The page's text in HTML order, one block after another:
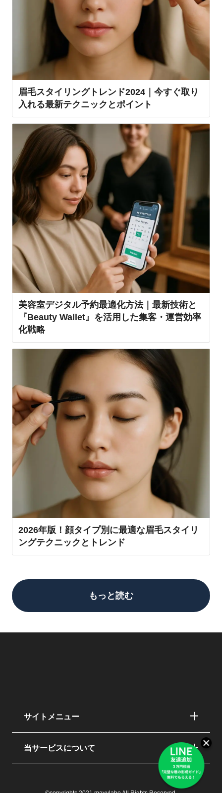
眉毛スタイリングトレンド2024｜今すぐ取り
入れる最新テクニックとポイント
美容室デジタル予約最適化方法｜最新技術と
『Beauty Wallet』を活用した集客・運営効率
化戦略
2026年版！顔タイプ別に最適な眉毛スタイリ
ングテクニックとトレンド
もっと読む
サイトメニュー
当サービスについて